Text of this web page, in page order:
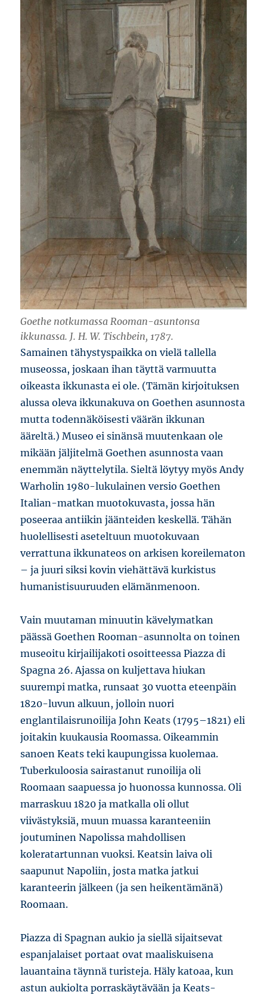
Goethe notkumassa Rooman-asuntonsa
ikkunassa. J. H. W. Tischbein, 1787.
Samainen tähystyspaikka on vielä tallella
museossa, joskaan ihan täyttä varmuutta
oikeasta ikkunasta ei ole. (Tämän kirjoituksen
alussa oleva ikkunakuva on Goethen asunnosta
mutta todennäköisesti väärän ikkunan
ääreltä.) Museo ei sinänsä muutenkaan ole
mikään jäljitelmä Goethen asunnosta vaan
enemmän näyttelytila. Sieltä löytyy myös Andy
Warholin 1980-lukulainen versio Goethen
Italian-matkan muotokuvasta, jossa hän
poseeraa antiikin jäänteiden keskellä. Tähän
huolellisesti aseteltuun muotokuvaan
verrattuna ikkunateos on arkisen koreilematon
– ja juuri siksi kovin viehättävä kurkistus
humanistisuuruuden elämänmenoon.
Vain muutaman minuutin kävelymatkan
päässä Goethen Rooman-asunnolta on toinen
museoitu kirjailijakoti osoitteessa Piazza di
Spagna 26. Ajassa on kuljettava hiukan
suurempi matka, runsaat 30 vuotta eteenpäin
1820-luvun alkuun, jolloin nuori
englantilaisrunoilija John Keats (1795–1821) eli
joitakin kuukausia Roomassa. Oikeammin
sanoen Keats teki kaupungissa kuolemaa.
Tuberkuloosia sairastanut runoilija oli
Roomaan saapuessa jo huonossa kunnossa. Oli
marraskuu 1820 ja matkalla oli ollut
viivästyksiä, muun muassa karanteeniin
joutuminen Napolissa mahdollisen
koleratartunnan vuoksi. Keatsin laiva oli
saapunut Napoliin, josta matka jatkui
karanteerin jälkeen (ja sen heikentämänä)
Roomaan.
Piazza di Spagnan aukio ja siellä sijaitsevat
espanjalaiset portaat ovat maaliskuisena
lauantaina täynnä turisteja. Häly katoaa, kun
astun aukiolta porraskäytävään ja Keats-